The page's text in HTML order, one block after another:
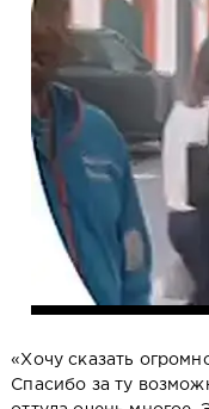
«Хочу сказать
Спасибо за ту